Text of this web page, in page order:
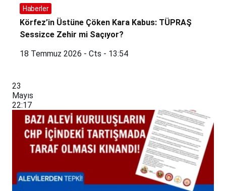
Haberler
Körfez’in Üstüne Çöken Kara Kabus: TÜPRAŞ
Sessizce Zehir mi Saçıyor?
18 Temmuz 2026 - Cts - 13:54
23
Mayıs
22:17